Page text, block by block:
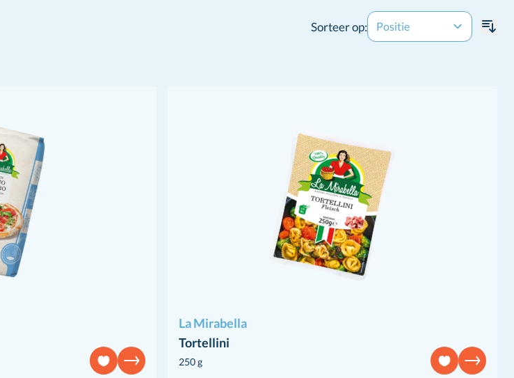
Sorteer op:
La Mirabella
Tortellini
250 g